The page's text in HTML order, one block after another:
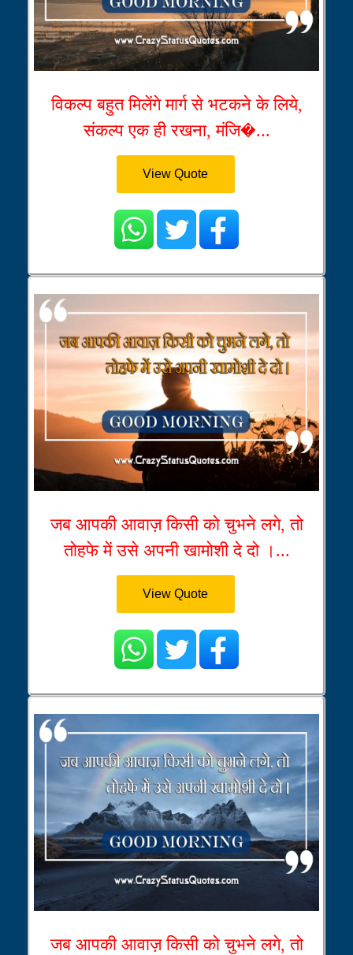
विकल्प बहुत मिलेंगे मार्ग से भटकने के लिये,
संकल्प एक ही रखना, मंजि�...
View Quote
जब आपकी आवाज़ किसी को चुभने लगे, तो
तोहफे में उसे अपनी खामोशी दे दो ।...
View Quote
जब आपकी आवाज़ किसी को चुभने लगे, तो